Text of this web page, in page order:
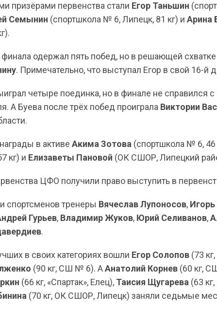
призёрами первенства стали Егор Таньшин
Семынин (спортшкола № 6, Липецк, 81 кг) и Арина
одержал пять побед, но в решающей схватке
. Примечательно, что выступал Егор в свой 16-й
четыре поединка, но в финале не справился с
А Буева после трёх побед проиграла Виктории
в активе Акима Зотова (спортшкола № 6, 46
кг) и Елизаветы Пановой (ОК СШОР, Липецкий
ЦФО получили право выступить в
спортсменов тренеры Вячеслав Лупоносов, Игорь
Гурьев, ВладимирЖуков, Юрий Селиванов,
.
в своих категориях вошли Егор Солопов (73
(90 кг, СШ № 6). ААнатолий Корнев (60 кг,
(66 кг, «Спартак», Елец), Таисия Щугарева (63
(70 кг, ОК СШОР, Липецк) заняли седьмые